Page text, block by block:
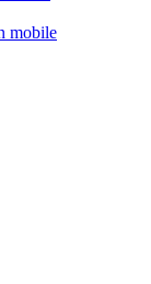
mobile